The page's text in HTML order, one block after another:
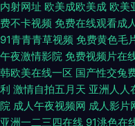
内射网址 欧美成欧美成 欧美
费不卡视频 免费在线观看成人
91青青青草视频 免费黄色毛
午夜激情影院 免费视频片在
韩欧美在线一区 国产性交兔
利 激情自拍五月天 亚洲人人
院 成人午夜视频网 成人影片
亚洲一二三四在线 91洮色在